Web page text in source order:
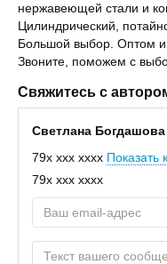
нержавеющей стали и
Цилиндрический,
Большой выбор. Оптом и
Звоните, поможем с
Свяжитесь с
Светлана Богдашова
79x xxx xxxx Показать
79x xxx xxxx